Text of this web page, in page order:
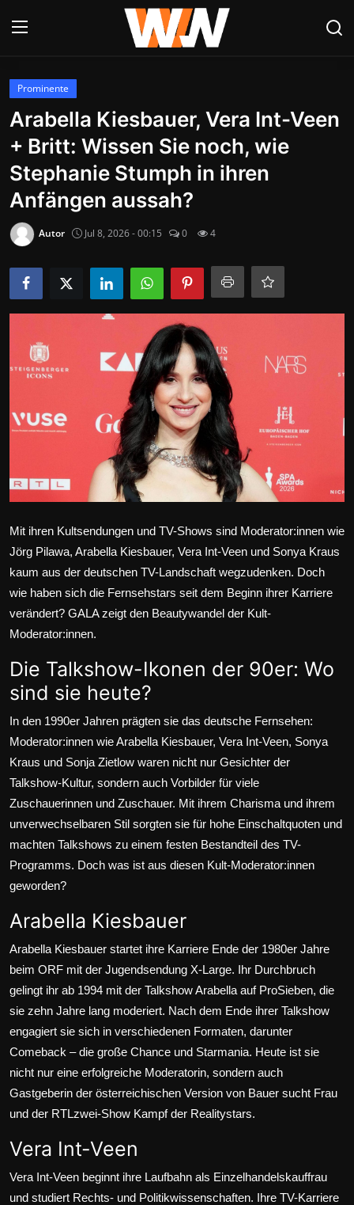
Anmelden
Datenschutzerklärung
Contact
Aktuelles
Kultur & Unterhaltung
Lifestyle & Gesellschaft
Tech & IT-Security
Wirtschaft
Wissenschaft & Gesundheit
Prominente
Arabella Kiesbauer, Vera Int-Veen
+ Britt: Wissen Sie noch, wie
Stephanie Stumph in ihren
Anfängen aussah?
Autor Jul 8, 2026 - 00:15 0 4
Mit ihren Kultsendungen und TV-Shows sind Moderator:innen wie
Jörg Pilawa, Arabella Kiesbauer, Vera Int-Veen und Sonya Kraus
kaum aus der deutschen TV-Landschaft wegzudenken. Doch
wie haben sich die Fernsehstars seit dem Beginn ihrer Karriere
verändert? GALA zeigt den Beautywandel der Kult-
Moderator:innen.
Die Talkshow-Ikonen der 90er: Wo
sind sie heute?
In den 1990er Jahren prägten sie das deutsche Fernsehen:
Moderator:innen wieArabella Kiesbauer, Vera Int-Veen, Sonya
Kraus und Sonja Zietlow waren nicht nur Gesichter der
Talkshow-Kultur, sondern auch Vorbilder für viele
Zuschauerinnen und Zuschauer. Mit ihrem Charisma und ihrem
unverwechselbaren Stil sorgten sie für hohe Einschaltquoten und
machten Talkshows zu einem festen Bestandteil des TV-
Programms. Doch was ist aus diesen Kult-Moderator:innen
geworden?
Arabella Kiesbauer
Arabella Kiesbauer startet ihre Karriere Ende der 1980er Jahre
beim ORF mit der Jugendsendung X-Large. Ihr Durchbruch
gelingt ihr ab 1994 mit der Talkshow Arabella auf ProSieben, die
sie zehn Jahre lang moderiert. Nach dem Ende ihrer Talkshow
engagiert sie sich in verschiedenen Formaten, darunter
Comeback – die große Chance und Starmania. Heute ist sie
nicht nur eine erfolgreiche Moderatorin, sondern auch
Gastgeberin der österreichischen Version von Bauer sucht Frau
und der RTLzwei-Show Kampf der Realitystars.
Vera Int-Veen
Vera Int-Veen beginnt ihre Laufbahn als Einzelhandelskauffrau
und studiert Rechts- und Politikwissenschaften. Ihre TV-Karriere